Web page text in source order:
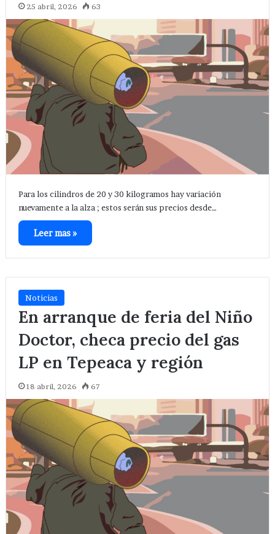
25 abril, 2026 63
Para los cilindros de 20 y 30 kilogramos hay variación
nuevamente a la alza ; estos serán sus precios desde…
Leer mas »
Noticias
En arranque de feria del Niño
Doctor, checa precio del gas
LP en Tepeaca y región
18 abril, 2026 67